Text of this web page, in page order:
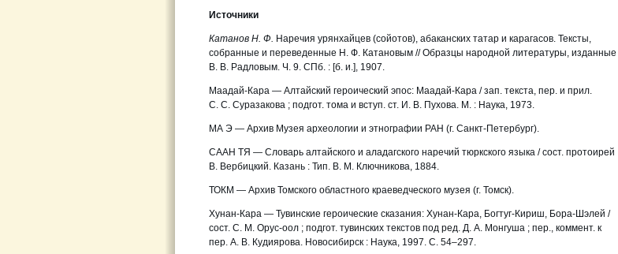
Источники
Катанов Н. Ф. Наречия урянхайцев (сойотов), абаканских татар и карагасов. Тексты,
собранные и переведенные Н. Ф. Катановым // Образцы народной литературы, изданные
В. В. Радловым. Ч. 9. СПб. : [б. и.], 1907.
Маадай-Кара — Алтайский героический эпос: Маадай-Кара / зап. текста, пер. и прил.
С. С. Суразакова ; подгот. тома и вступ. ст. И. В. Пухова. М. : Наука, 1973.
МА Э — Архив Музея археологии и этнографии РАН (г. Санкт-Петербург).
СААН ТЯ — Cловарь алтайского и аладагского наречий тюркского языка / cост. протоирей
В. Вербицкий. Казань : Тип. В. М. Ключникова, 1884.
ТОКМ — Архив Томского областного краеведческого музея (г. Томск).
Хунан-Кара — Тувинские героические сказания: Хунан-Кара, Богтуг-Кириш, Бора-Шэлей /
сост. С. М. Орус-оол ; подгот. тувинских текстов под ред. Д. А. Монгуша ; пер., коммент. к
пер. А. В. Кудиярова. Новосибирск : Наука, 1997. С. 54–297.